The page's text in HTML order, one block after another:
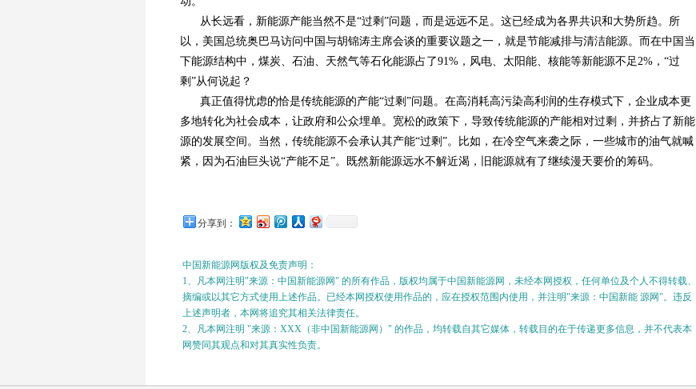
从长远看，新能源产能当然不是“过剩”问题，而是远远不足。这已经成为各界共识和大势所趋。所
以，美国总统奥巴马访问中国与胡锦涛主席会谈的重要议题之一，就是节能减排与清洁能源。而在中国当
下能源结构中，煤炭、石油、天然气等石化能源占了91%，风电、太阳能、核能等新能源不足2%，“过
剩”从何说起？
真正值得忧虑的恰是传统能源的产能“过剩”问题。在高消耗高污染高利润的生存模式下，企业成本更
多地转化为社会成本，让政府和公众埋单。宽松的政策下，导致传统能源的产能相对过剩，并挤占了新能
源的发展空间。当然，传统能源不会承认其产能“过剩”。比如，在冷空气来袭之际，一些城市的油气就喊
紧，因为石油巨头说“产能不足”。既然新能源远水不解近渴，旧能源就有了继续漫天要价的筹码。
分享到：
中国新能源网版权及免责声明：
1、凡本网注明"来源：中国新能源网" 的所有作品，版权均属于中国新能源网，未经本网授权，任何单位及个人不得转载、
摘编或以其它方式使用上述作品。已经本网授权使用作品的，应在授权范围内使用，并注明"来源：中国新能 源网"。违反
上述声明者，本网将追究其相关法律责任。
2、凡本网注明 "来源：XXX（非中国新能源网）" 的作品，均转载自其它媒体，转载目的在于传递更多信息，并不代表本
网赞同其观点和对其真实性负责。